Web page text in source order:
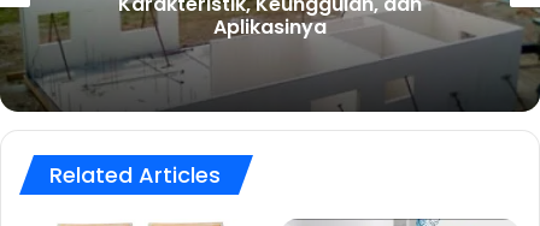
Kerja
Related Articles